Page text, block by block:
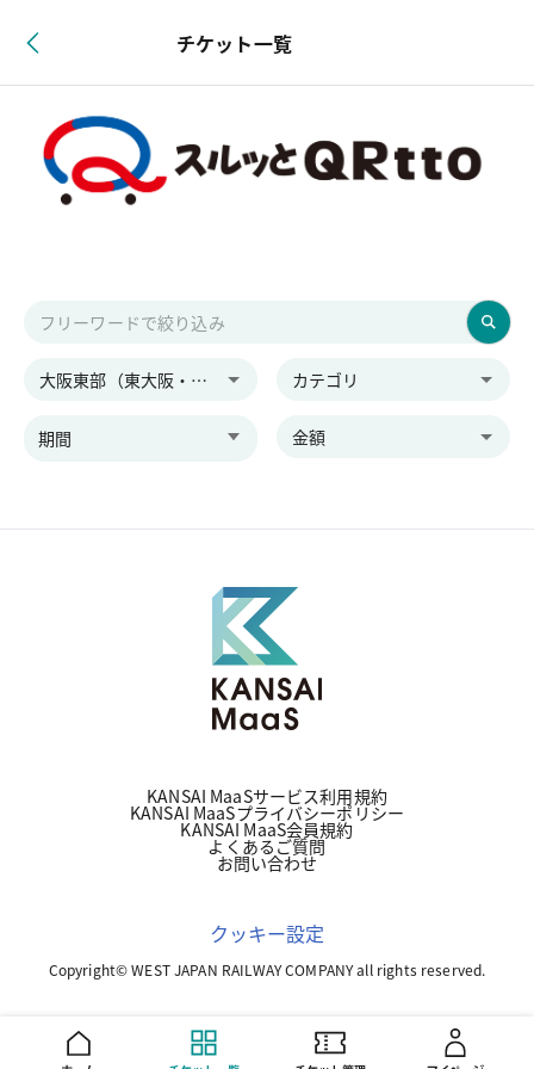
チケット一覧
大阪東部（東大阪・八尾） カテゴリ
期間 金額
KANSAI MaaSサービス利用規約
KANSAI MaaSプライバシーポリシー
KANSAI MaaS会員規約
よくあるご質問
お問い合わせ
クッキー設定
Copyright© WEST JAPAN RAILWAY COMPANY all rights reserved.